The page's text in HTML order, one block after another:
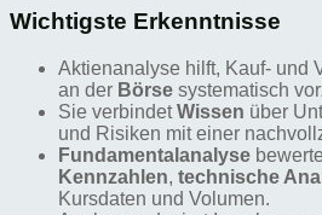
Wichtigste Erkenntnisse
Aktienanalyse hilft, Kauf- und
an der Börse systematisch
Sie verbindetWissen über
und Risiken mit einer
Fundamentalanalyse
Kennzahlen, technische
Kursdaten und Volumen.